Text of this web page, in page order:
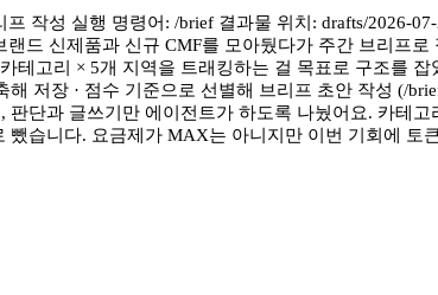
작성 실행 명령어: /brief 결과물 위치: drafts/2026-
품과 신규 CMF를 모아뒀다가 주간 브리프로 정
리 × 5개 지역을 트래킹하는 걸 목표로 구조를 잡
해 저장 · 점수 기준으로 선별해 브리프 초안 작성 (/
단과 글쓰기만 에이전트가 하도록 나눴어요. 카테
습니다. 요금제가 MAX는 아니지만 이번 기회에 토